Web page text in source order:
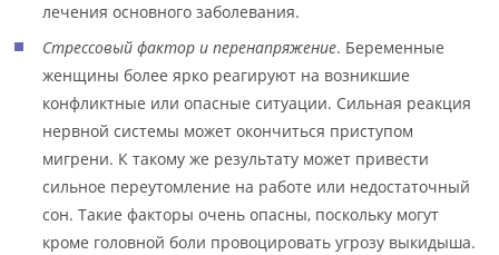
лечения основного заболевания.
Стрессовый фактор и перенапряжение. Беременные
женщины более ярко реагируют на возникшие
конфликтные или опасные ситуации. Сильная реакция
нервной системы может окончиться приступом
мигрени. К такому же результату может привести
сильное переутомление на работе или недостаточный
сон. Такие факторы очень опасны, поскольку могут
кроме головной боли провоцировать угрозу выкидыша.